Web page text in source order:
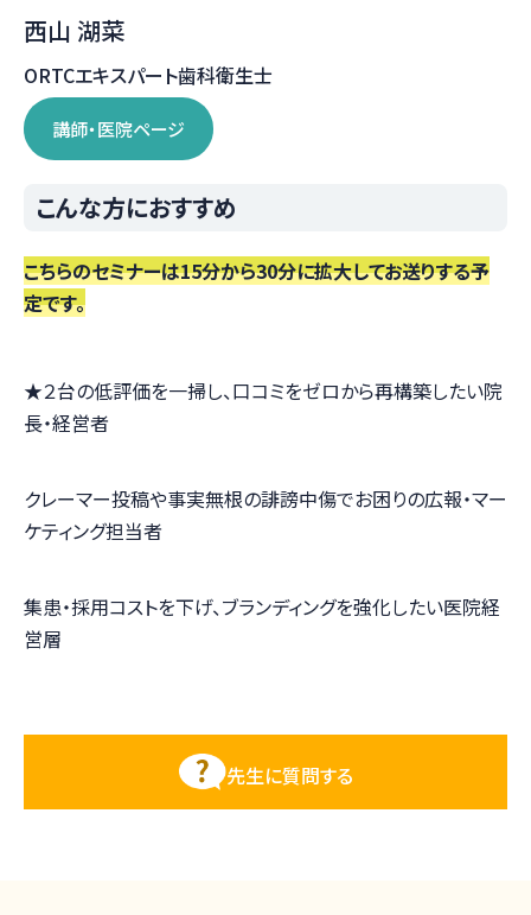
西山 湖菜
ORTCエキスパート歯科衛生士
講師・医院ページ
こんな方におすすめ
こちらのセミナーは15分から30分に拡大してお送りする予
定です。
★２台の低評価を一掃し、口コミをゼロから再構築したい院
長・経営者
クレーマー投稿や事実無根の誹謗中傷でお困りの広報・マー
ケティング担当者
集患・採用コストを下げ、ブランディングを強化したい医院経
営層
先生に質問する